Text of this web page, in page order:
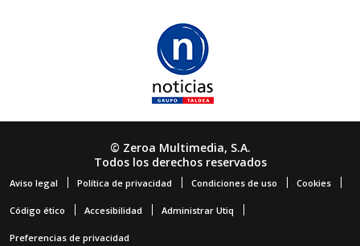
© Zeroa Multimedia, S.A.
Todos los derechos reservados
Aviso legal Política de privacidad Condiciones de uso Cookies
Código ético Accesibilidad Administrar Utiq
Preferencias de privacidad